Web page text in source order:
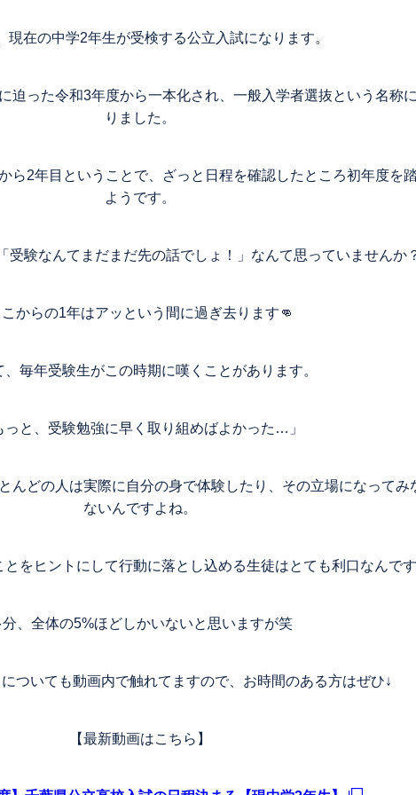
現在の中学2年生が受検する公立入試になります。
迫った令和3年度から一本化され、一般入学者選抜という名称
りました。
ら2年目ということで、ざっと日程を確認したところ初年度を
ようです。
受験なんてまだまだ先の話でしょ！」なんて思っていませんか
こからの1年はアッという間に過ぎ去ります👊
、毎年受験生がこの時期に嘆くことがあります。
っと、受験勉強に早く取り組めばよかった…」
んどの人は実際に自分の身で体験したり、その立場になってみ
ないんですよね。
をヒントにして行動に落とし込める生徒はとても利口なんです
分、全体の5%ほどしかいないと思いますが笑
ついても動画内で触れてますので、お時間のある方はぜひ↓
【最新動画はこちら】